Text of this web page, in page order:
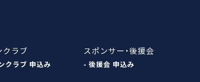
クラブ
クラブ 申込み
スポンサー・後援会
- 後援会 申込み